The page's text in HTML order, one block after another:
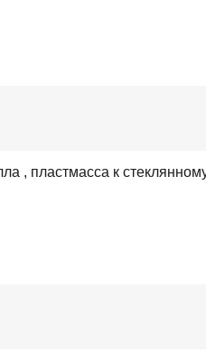
, пластмасса к